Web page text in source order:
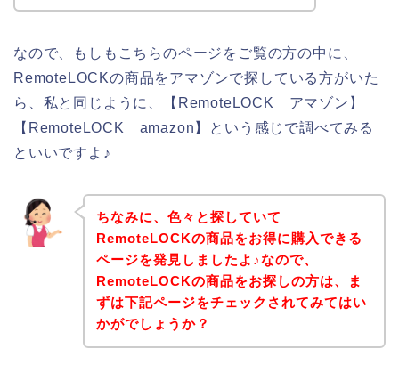
なので、もしもこちらのページをご覧の方の中に、
RemoteLOCKの商品をアマゾンで探している方がいた
ら、私と同じように、【RemoteLOCK アマゾン】
【RemoteLOCK amazon】という感じで調べてみる
といいですよ♪
ちなみに、色々と探していて
RemoteLOCKの商品をお得に購入できる
ページを発見しましたよ♪なので、
RemoteLOCKの商品をお探しの方は、ま
ずは下記ページをチェックされてみてはい
かがでしょうか？